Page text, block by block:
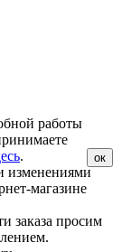
работы
. ок
изменениями
магазине
заказа просим